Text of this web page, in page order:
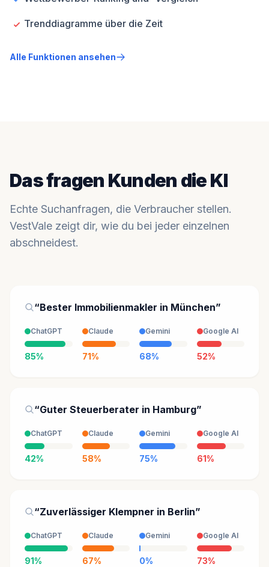
Trenddiagramme über die Zeit
Alle Funktionen ansehen
Das fragen Kunden die KI
Echte Suchanfragen, die Verbraucher stellen.
VestVale zeigt dir, wie du bei jeder einzelnen
abschneidest.
“Bester Immobilienmakler in München”
ChatGPT
85%
Claude
71%
Gemini
68%
Google AI
52%
“Guter Steuerberater in Hamburg”
ChatGPT
42%
Claude
58%
Gemini
75%
Google AI
61%
“Zuverlässiger Klempner in Berlin”
ChatGPT
91%
Claude
67%
Gemini
0%
Google AI
73%